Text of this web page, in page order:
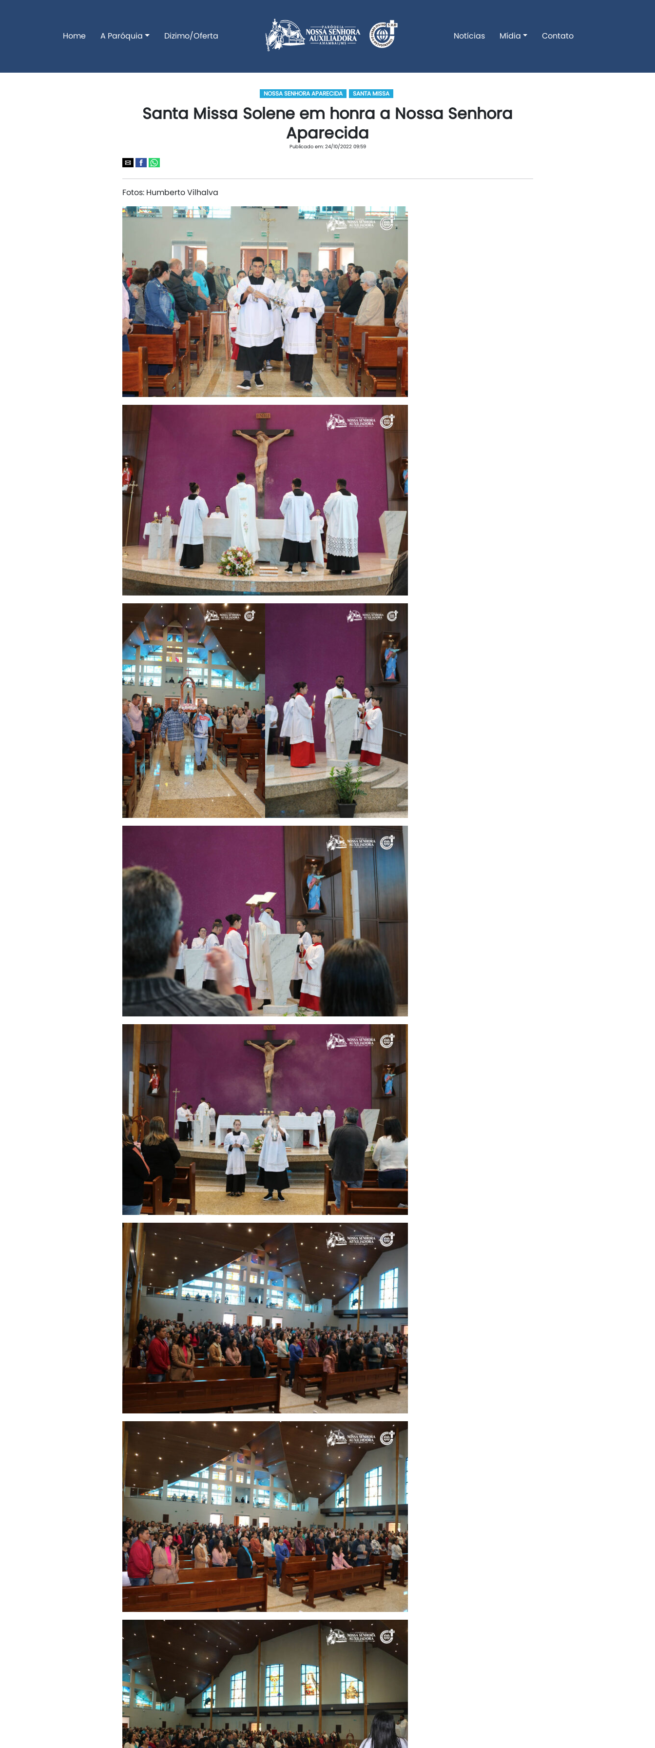
Home A Paróquia Dizimo/Oferta Notícias Mídia Contato
NOSSA SENHORA APARECIDA SANTA MISSA
Santa Missa Solene em honra a Nossa Senhora
Aparecida
Publicado em: 24/10/2022 09:59
Fotos: Humberto Vilhalva